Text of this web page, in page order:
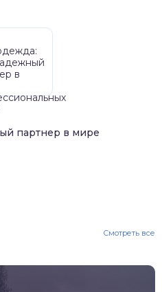
партнер в мире
Смотреть все